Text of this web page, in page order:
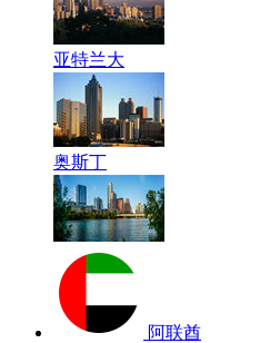
亚特兰大
奥斯丁
阿联酋